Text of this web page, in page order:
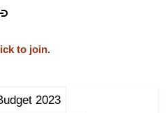
to join.
2023